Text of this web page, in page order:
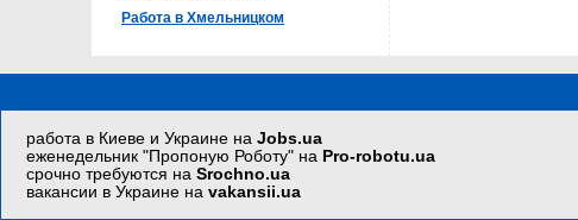
Работа в Хмельницком
работа в Киеве и Украине наJobs.ua
еженедельник "Пропоную Роботу" на Pro-robotu.ua
срочно требуются наSrochno.ua
вакансии в Украине наvakansii.ua